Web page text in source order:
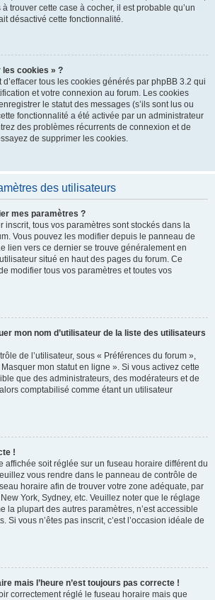
trouver cette case à cocher, il est probable qu’un
désactivé cette fonctionnalité.
les cookies » ?
tous les cookies générés par phpBB 3.2 qui
et votre connexion au forum. Les cookies
le statut des messages (s’ils sont lus ou
fonctionnalité a été activée par un administrateur
des problèmes récurrents de connexion et de
de supprimer les cookies.
des utilisateurs
mes paramètres ?
inscrit, tous vos paramètres sont stockés dans la
Vous pouvez les modifier depuis le panneau de
lien vers ce dernier se trouve généralement en
situé en haut des pages du forum. Ce
modifier tous vos paramètres et toutes vos
mon nom d’utilisateur de la liste des utilisateurs
de l’utilisateur, sous « Préférences du forum »,
mon statut en ligne ». Si vous activez cette
que des administrateurs, des modérateurs et de
comptabilisé comme étant un utilisateur
!
affichée soit réglée sur un fuseau horaire différent du
vous rendre dans le panneau de contrôle de
horaire afin de trouver votre zone adéquate, par
York, Sydney, etc. Veuillez noter que le réglage
la plupart des autres paramètres, n’est accessible
Si vous n’êtes pas inscrit, c’est l’occasion idéale de
mais l’heure n’est toujours pas correcte !
correctement réglé le fuseau horaire mais que